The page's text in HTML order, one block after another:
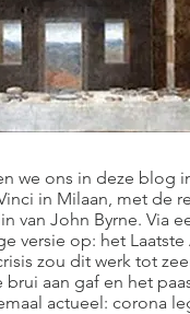
we ons in deze blog
in Milaan, met de
van John Byrne. Via
versie op: het Laatste
zou dit werk tot
aan gaf en het
actueel: corona